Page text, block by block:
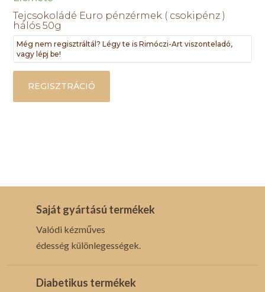
Tejcsokoládé Euro pénzérmek ( csokipénz )
hálós 50g
Még nem regisztráltál? Légy te is Rimóczi-Art viszonteladó,
vagy lépj be!
REGISZTRÁCIÓ
Saját gyártású termékek
Valódi kézműves
édesség különlegességek.
Diabetikus termékek